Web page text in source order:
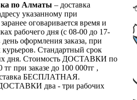
по Алматы – доставка
указанному при
оговаривается время и
рабочего дня (с 08-00 до 17-
оформления заказа, при
Стандартный срок
дня. Стоимость ДОСТАВКИ по
при заказе до 100 000тг ,
БЕСПЛАТНАЯ.
два - три рабочих